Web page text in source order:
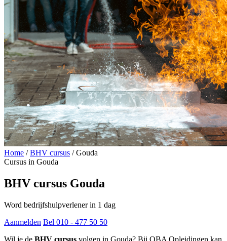
Home / BHV cursus / Gouda
Cursus in Gouda
BHV cursus Gouda
Word bedrijfshulpverlener in 1 dag
Aanmelden Bel 010 - 477 50 50
Wil je de BHV cursus volgen in Gouda? Bij OBA Opleidingen kan